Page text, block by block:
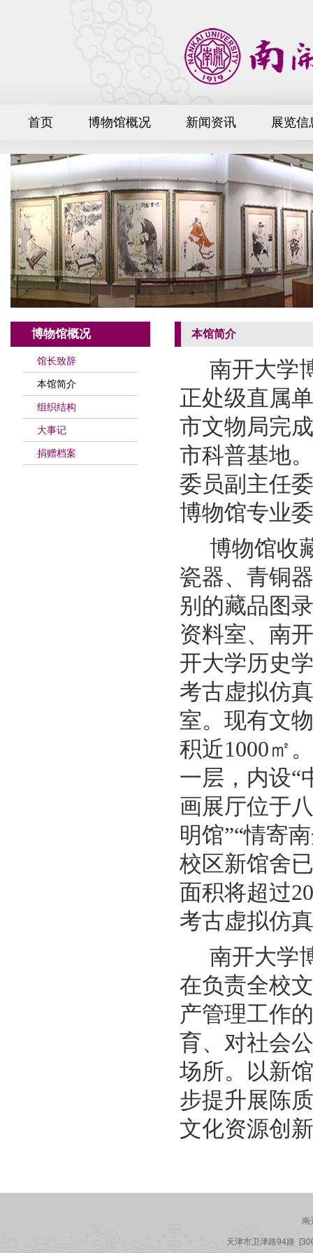
首页 博物馆概况 新闻资讯 展览信
博物馆概况
馆长致辞
本馆简介
组织结构
大事记
捐赠档案
本馆简介
南开大学
正处级直属
市文物局完
市科普基地
委员副主任
博物馆专业
博物馆收
瓷器、青铜
别的藏品图
资料室、 南
开大学历史
考古虚拟仿
室。 现有文
积近1000㎡
一层，内设“
画展厅位于
明馆”“情寄
校区新馆舍
面积将超过
考古虚拟仿
南开大学
在负责全校
产管理工作的
育、对社会
场所。 以新
步提升展陈
文化资源创
南
天津市卫津路94路